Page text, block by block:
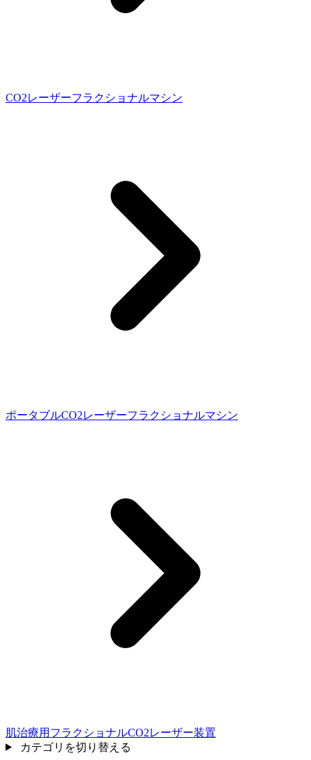
CO2レーザーフラクショナルマシン
ポータブルCO2レーザーフラクショナルマシン
肌治療用フラクショナルCO2レーザー装置
カテゴリを切り替える